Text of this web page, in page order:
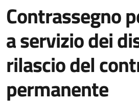
Contrassegno
a servizio dei
rilascio del
permanente